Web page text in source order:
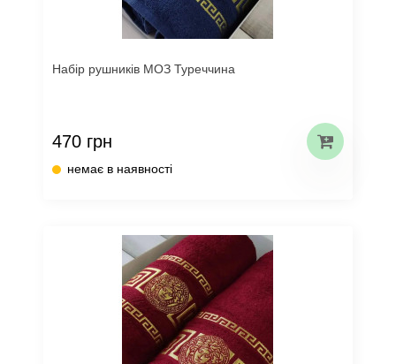
Набір рушників МОЗ Туреччина
470 грн
немає в наявності